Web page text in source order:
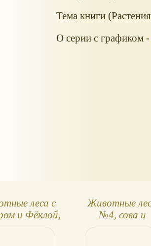
Тема книги
О серии с графиком -
леса с
и Фёклой,
Животные
№4, сова и